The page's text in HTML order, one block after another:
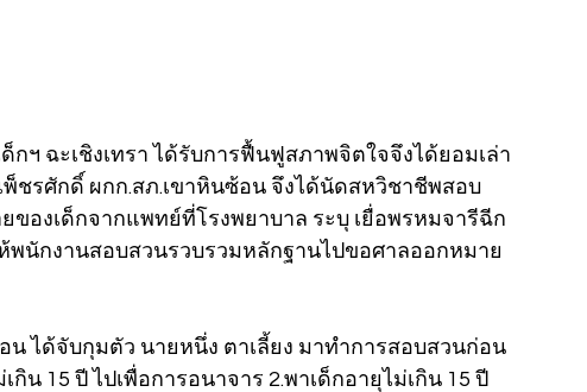
ฯ ฉะเชิงเทรา ได้รับการฟื้นฟูสภาพจิตใจจึงได้ยอมเล่า
พ็ชรศักดิ์ ผกก.สภ.เขาหินซ้อน จึงได้นัดสหวิชาชีพสอบ
ของเด็กจากแพทย์ที่โรงพยาบาล ระบุ เยื่อพรหมจารีฉีก
นักงานสอบสวนรวบรวมหลักฐานไปขอศาลออกหมาย
น ได้จับกุมตัว นายหนึ่ง ตาเลี้ยง มาทำการสอบสวนก่อน
น 15 ปี ไปเพื่อการอนาจาร 2.พาเด็กอายุไม่เกิน 15 ปี